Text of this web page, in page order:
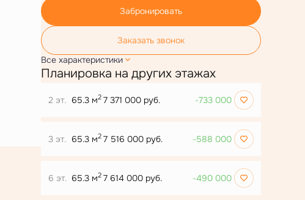
Забронировать
Заказать звонок
Все характеристики
Планировка на других этажах
2 эт. 65.3 м2 7 371 000 руб. -733 000
3 эт. 65.3 м2 7 516 000 руб. -588 000
6 эт. 65.3 м2 7 614 000 руб. -490 000